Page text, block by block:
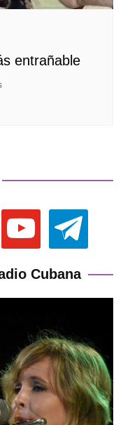
entrañable
youtube telegram
Cubana